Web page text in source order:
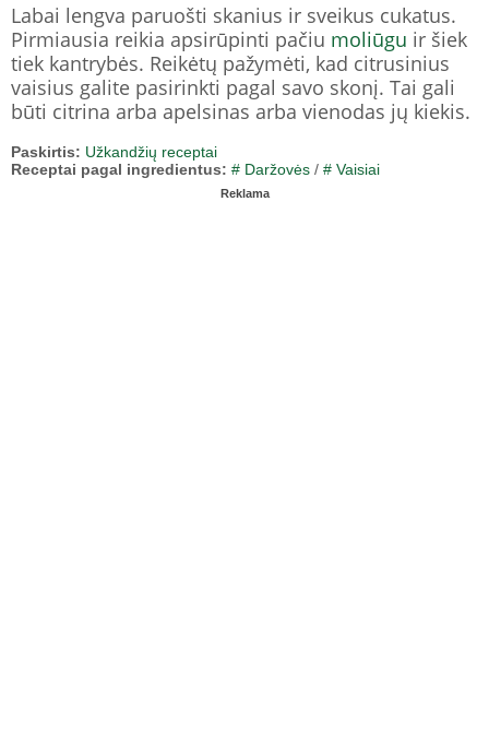
Labai lengva paruošti skanius ir sveikus cukatus.
Pirmiausia reikia apsirūpinti pačiu moliūgu ir šiek
tiek kantrybės. Reikėtų pažymėti, kad citrusinius
vaisius galite pasirinkti pagal savo skonį. Tai gali
būti citrina arba apelsinas arba vienodas jų kiekis.
Paskirtis: Užkandžių receptai
Receptai pagal ingredientus: # Daržovės / # Vaisiai
Reklama